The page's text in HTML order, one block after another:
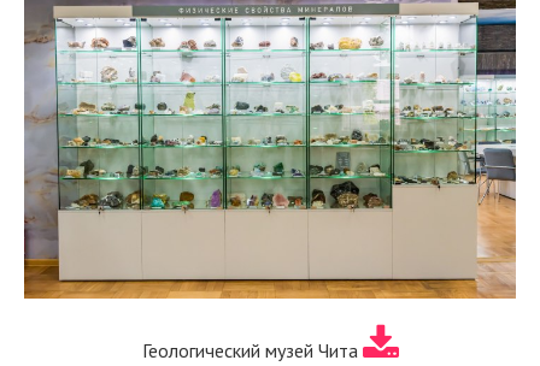
Геологический музей Чита